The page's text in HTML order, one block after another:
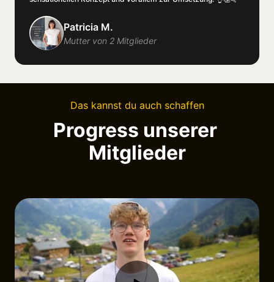
Patricia M.
Mutter von 2 Mitglieder
Das kannst du auch schaffen
Progress unserer
Mitglieder